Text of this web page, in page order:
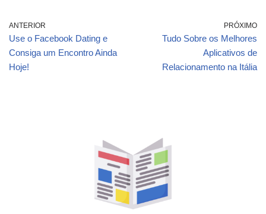
ANTERIOR
Use o Facebook Dating e
Consiga um Encontro Ainda
Hoje!
PRÓXIMO
Tudo Sobre os Melhores
Aplicativos de
Relacionamento na Itália